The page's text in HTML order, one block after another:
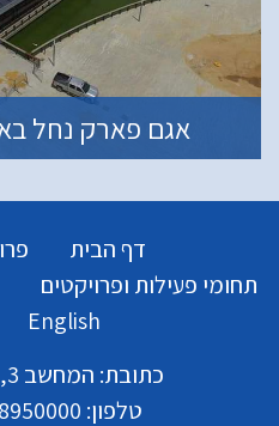
אגם פארק נחל
דף הבית
תחומי פעילות ופרויקטים
English
כתובת: המחשב 3, נתניה //
טלפון: 09-8950000 //